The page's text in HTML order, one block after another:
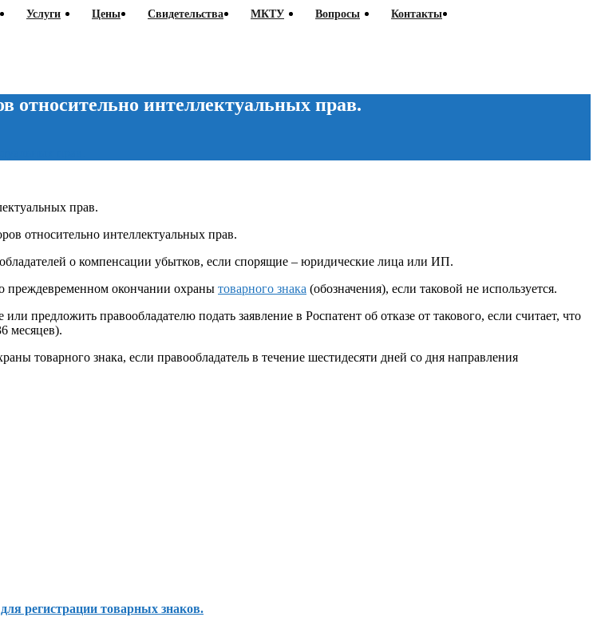
Услуги Цены Свидетельства МКТУ Вопросы Контакты
относительно интеллектуальных прав.
относительно интеллектуальных прав.
о компенсации убытков, если спорящие – юридические лица или ИП.
преждевременном окончании охраны товарного знака (обозначения), если таковой не используется.
предложить правообладателю подать заявление в Роспатент об отказе от такового, если считает, что
месяцев).
товарного знака, если правообладатель в течение шестидесяти дней со дня направления
регистрации товарных знаков.